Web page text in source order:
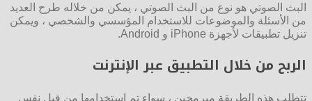
البث الصوتي هو نوع من البث الصوتي ، يمكن من خلاله طرح العديد
من الأسئلة والموضوعات للاستخدام المؤسسي والشخصي ، ويمكن
تنزيل تطبيقات لأجهزة iPhone و Android.
الربح من خلال التطبيق عبر الإنترنت
تتطلب هذه الطريقة مبرمجين ، سواء تم استخدامها من قبل نفس